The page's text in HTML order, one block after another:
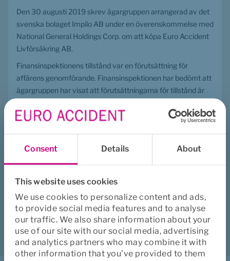
Consent Details About
This website uses cookies
We use cookies to personalize content and ads,
to provide social media features and to analyse
our traffic. We also share information about your
use of our site with our social media, advertising
and analytics partners who may combine it with
other information that you’ve provided to them
Den 30 augusti 2019 skrev ägargruppen arrangerad av det
svenska bolaget Impilo AB under en överenskommelse med
National General Holdings Corp. om att köpa Euro Accident
Livförsäkring AB.
Finansinspektionens tillstånd var en förutsättning för
affärens genomförande. Finansinspektionen har bedömt att
ägargruppen har visat att förutsättningarna för tillstånd är
sitt tillstånd till förvärvet.
december 2019.
Hjälpte den här sidan dig?
Ja
Nej
Ladda ner Dela